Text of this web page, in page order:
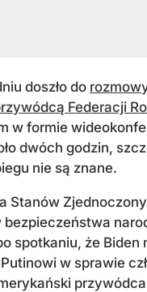
doszło do
Federacji
w formie
dwóch godzin,
nie są znane.
Stanów
bezpieczeństwa
spotkaniu, że Biden
w sprawie
przywódca